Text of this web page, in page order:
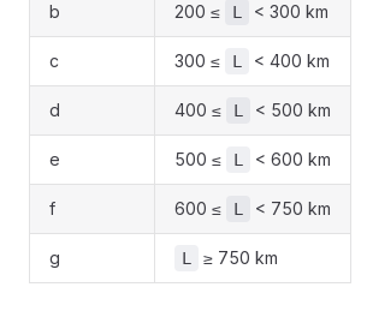
b 200 ≤ L < 300 km
c 300 ≤ L < 400 km
d 400 ≤ L < 500 km
e 500 ≤ L < 600 km
f 600 ≤ L < 750 km
g L ≥ 750 km